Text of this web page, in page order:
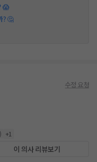
😱
? 🤔
수정 요청
) +1
이 의사 리뷰보기